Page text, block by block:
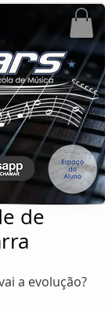
de
a evolução?